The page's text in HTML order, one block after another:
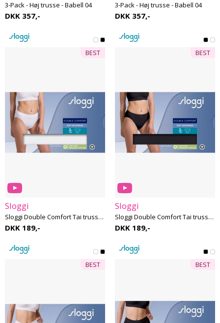
3-Pack - Høj trusse - Babell 04
DKK 357,-
3-Pack - Høj trusse - Babell 04
DKK 357,-
BEST
Sloggi
Sloggi Double Comfort Tai trusse - Bomuld - 2 Pak
DKK 189,-
BEST
Sloggi
Sloggi Double Comfort Tai trusse - Bomuld - 2 Pak
DKK 189,-
BEST BEST